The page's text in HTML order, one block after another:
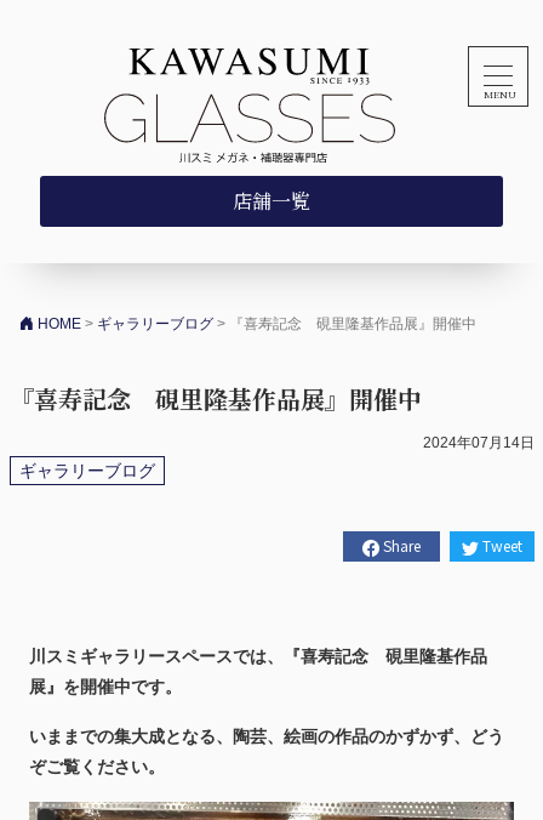
店舗一覧
HOME > ギャラリーブログ > 『喜寿記念 硯里隆基作品展』開催中
『喜寿記念 硯里隆基作品展』開催中
2024年07月14日
ギャラリーブログ
Share Tweet
川スミギャラリースペースでは、『喜寿記念 硯里隆基作品
展』を開催中です。
いままでの集大成となる、陶芸、絵画の作品のかずかず、どう
ぞご覧ください。